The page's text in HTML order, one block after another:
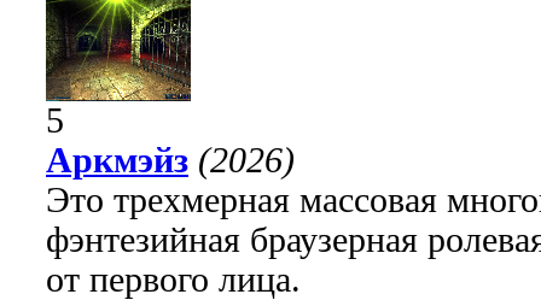
5
Аркмэйз (2026)
Это трехмерная массовая
фэнтезийная браузерная
от первого лица.